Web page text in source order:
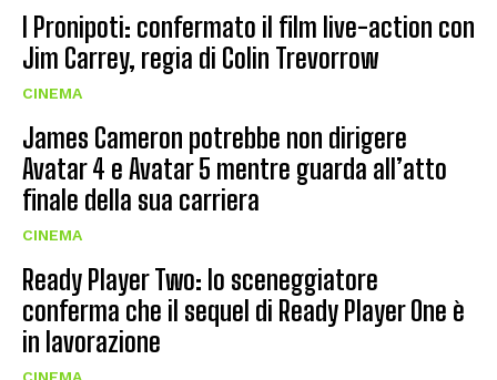
I Pronipoti: confermato il film live-action con
Jim Carrey, regia di Colin Trevorrow
CINEMA
James Cameron potrebbe non dirigere
Avatar 4 e Avatar 5 mentre guarda all’atto
finale della sua carriera
CINEMA
Ready Player Two: lo sceneggiatore
conferma che il sequel di Ready Player One è
in lavorazione
CINEMA